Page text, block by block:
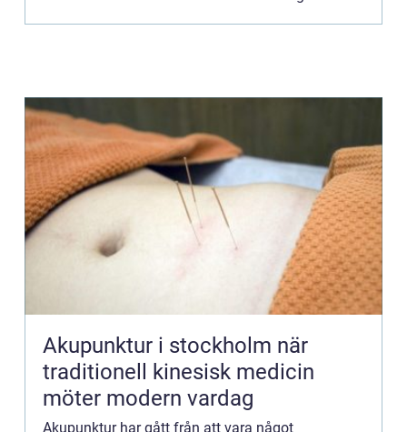
Akupunktur i stockholm när
traditionell kinesisk medicin
möter modern vardag
Akupunktur har gått från att vara något